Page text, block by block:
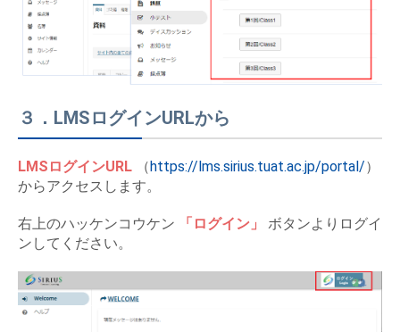
３．LMSログインURLから
LMSログインURL （https://lms.sirius.tuat.ac.jp/portal/）
からアクセスします。
右上のハッケンコウケン 「ログイン」
ボタンよりログイ
ンしてください。